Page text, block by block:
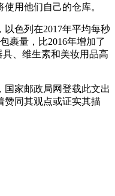
用他们自己的仓库。
色列在2017年平均每秒
裹量，比2016年增加了
、维生素和美妆用品高
国家邮政局网登载此文出
赞同其观点或证实其描